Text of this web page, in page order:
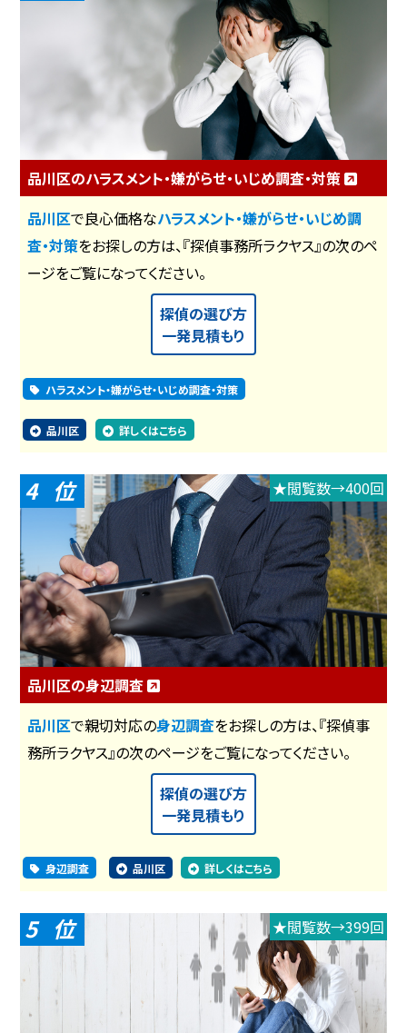
品川区のハラスメント・嫌がらせ・いじめ調査・対策
品川区で良心価格なハラスメント・嫌がらせ・いじめ調
査・対策をお探しの方は、『探偵事務所ラクヤス』の次のペ
ージをご覧になってください。
探偵の選び方
一発見積もり
ハラスメント・嫌がらせ・いじめ調査・対策
品川区 詳しくはこちら
4 ★閲覧数→400回
品川区の身辺調査
品川区で親切対応の身辺調査をお探しの方は、『探偵事
務所ラクヤス』の次のページをご覧になってください。
探偵の選び方
一発見積もり
身辺調査 品川区 詳しくはこちら
5 ★閲覧数→399回